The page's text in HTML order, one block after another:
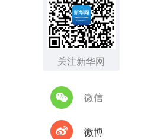
关注新华网
微信
微博